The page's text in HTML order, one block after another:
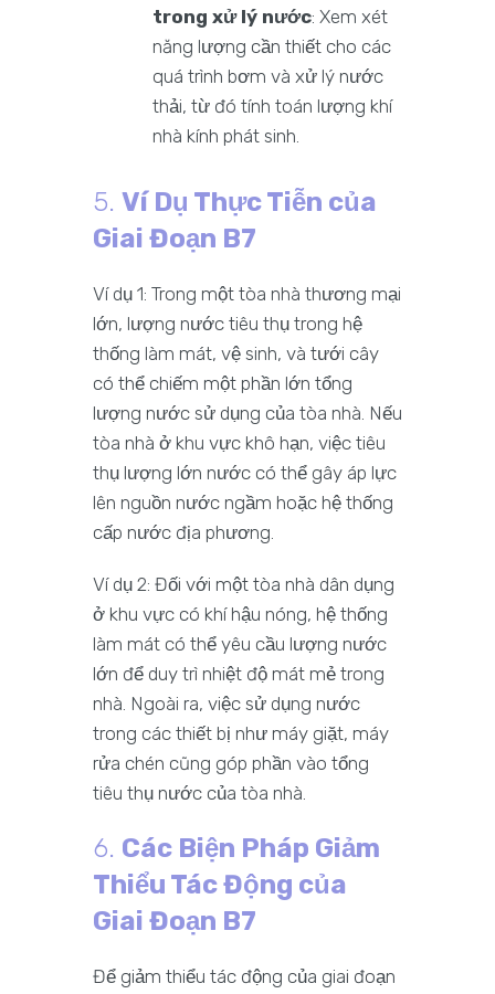
trong xử lý nước: Xem xét
năng lượng cần thiết cho các
quá trình bơm và xử lý nước
thải, từ đó tính toán lượng khí
nhà kính phát sinh.
5. Ví Dụ Thực Tiễn của
Giai Đoạn B7
Ví dụ 1: Trong một tòa nhà thương mại
lớn, lượng nước tiêu thụ trong hệ
thống làm mát, vệ sinh, và tưới cây
có thể chiếm một phần lớn tổng
lượng nước sử dụng của tòa nhà. Nếu
tòa nhà ở khu vực khô hạn, việc tiêu
thụ lượng lớn nước có thể gây áp lực
lên nguồn nước ngầm hoặc hệ thống
cấp nước địa phương.
Ví dụ 2: Đối với một tòa nhà dân dụng
ở khu vực có khí hậu nóng, hệ thống
làm mát có thể yêu cầu lượng nước
lớn để duy trì nhiệt độ mát mẻ trong
nhà. Ngoài ra, việc sử dụng nước
trong các thiết bị như máy giặt, máy
rửa chén cũng góp phần vào tổng
tiêu thụ nước của tòa nhà.
6. Các Biện Pháp Giảm
Thiểu Tác Động của
Giai Đoạn B7
Để giảm thiểu tác động của giai đoạn